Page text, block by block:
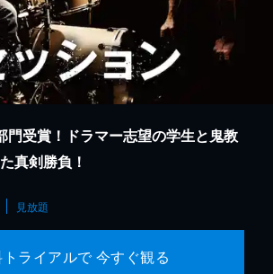
門受賞！ドラマー志望の学生と鬼教
真剣勝負！
見放題
ライアルで 今すぐ観る